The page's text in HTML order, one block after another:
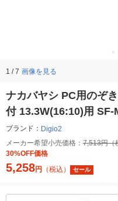
1 / 7 画像を見る
ナカバヤシ PC用のぞ
付 13.3W(16:10)用
ブランド： Digio2
メーカー希望小売価格： 7,513円（
30%OFF価格
5,258円 （税込） セール